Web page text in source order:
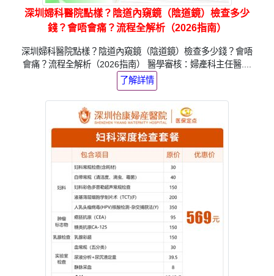
深圳婦科醫院點樣？陰道內窺鏡（陰道鏡）檢查多少
錢？會唔會痛？流程全解析（2026指南）
深圳婦科醫院點樣？陰道內窺鏡（陰道鏡）檢查多少錢？會唔
會痛？流程全解析（2026指南） 醫學審核：婦產科主任醫....
了解詳情